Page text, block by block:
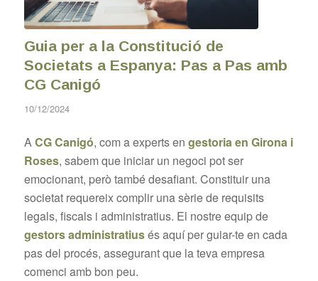
Guia per a la Constitució de
Societats a Espanya: Pas a Pas amb
CG Canigó
10/12/2024
ACG Canigó, com a experts en gestoria en Girona i
Roses, sabem que iniciar un negoci pot ser
emocionant, però també desafiant. Constituir una
societat requereix complir una sèrie de requisits
legals, fiscals i administratius. El nostre equip de
gestors administratiusés aquí per guiar-te en cada
pas del procés, assegurant que la teva empresa
comenci amb bon peu.